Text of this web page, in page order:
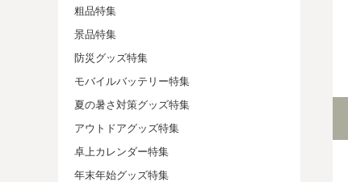
粗品特集
景品特集
防災グッズ特集
モバイルバッテリー特集
夏の暑さ対策グッズ特集
アウトドアグッズ特集
卓上カレンダー特集
年末年始グッズ特集